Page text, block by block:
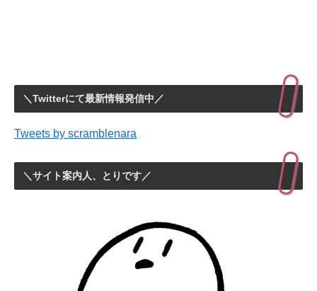
＼Twitterにて最新情報発信中／
Tweets by scramblenara
＼サイト案内人、とりです／